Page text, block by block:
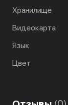
Хранилище
Видеокарта
Язык
Цвет